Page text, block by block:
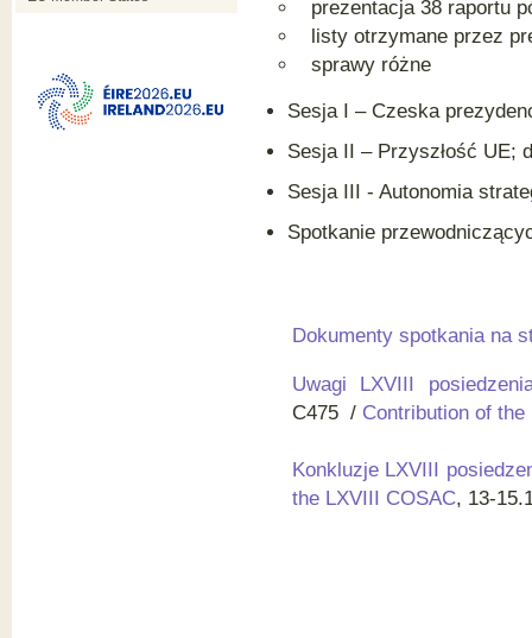
prezentacja 38 raportu
listy otrzymane przez
sprawy różne
Sesja I – Czeska
Sesja II – Przyszłość UE;
Sesja III - Autonomia
Spotkanie
Dokumenty spotkania na
Uwagi LXVIII
C475 / Contribution of
Konkluzje LXVIII
the LXVIII COSAC, 13-